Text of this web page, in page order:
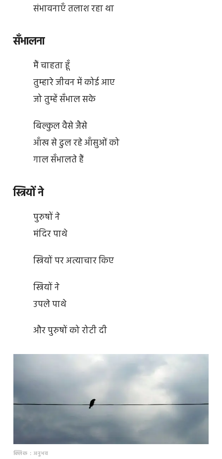
संभावनाएँ तलाश रहा था
सँभालना
मैं चाहता हूँ
तुम्हारे जीवन में कोई आए
जो तुम्हें सँभाल सके
बिल्कुल वैसे जैसे
आँख से ढुल रहे आँसुओं को
गाल सँभालते हैं
स्त्रियों ने
पुरुषों ने
मंदिर पाथे
स्त्रियों पर अत्याचार किए
स्त्रियों ने
उपले पाथे
और पुरुषों को रोटी दी
क्लिक : अनुभव